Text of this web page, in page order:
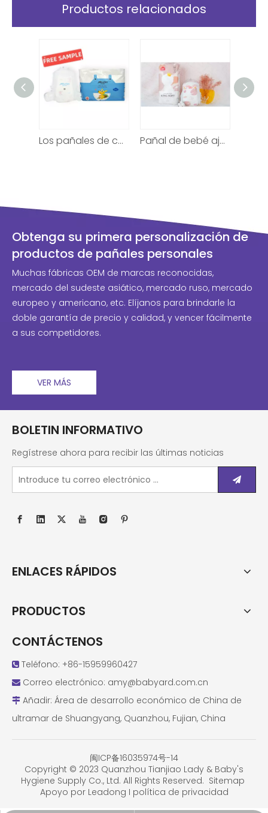
Productos relacionados
Los pañales de calidad superior superiores del bebé venden al por mayor el pañal disponible barato de los pantalones recién nacidos Pañal de bebé ajustable tamaño L durante 6 meses
Obtenga su primera personalización de
productos de pañales personales
Muchas fábricas OEM de marcas reconocidas,
mercado del sudeste asiático, mercado ruso, mercado
europeo y americano, etc. Elíjanos para brindarle la
doble garantía de precio y calidad, y vencer fácilmente
a sus competidores.
VER MÁS
BOLETIN INFORMATIVO
Regístrese ahora para recibir las últimas noticias
ENLACES RÁPIDOS
PRODUCTOS
CONTÁCTENOS
 Teléfono: +86-15959960427
 Correo electrónico: amy@babyard.com.cn
 Añadir: Área de desarrollo económico de China de
ultramar de Shuangyang, Quanzhou, Fujian, China
闽ICP备16035974号-14
Copyright © 2023 Quanzhou Tianjiao Lady & Baby's
Hygiene Supply Co., Ltd. All Rights Reserved. Sitemap
Apoyo por Leadong I política de privacidad